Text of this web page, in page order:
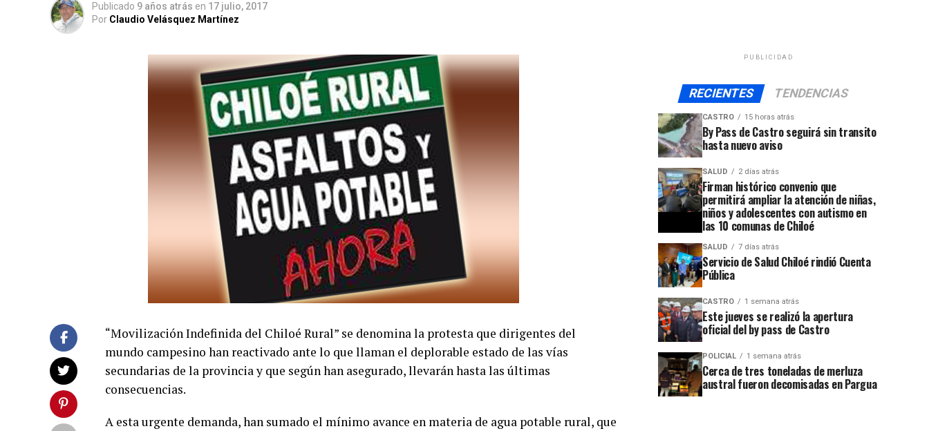
Publicado 9 años atrás en 17 julio, 2017
Por Claudio Velásquez Martínez
“Movilización Indefinida del Chiloé Rural” se denomina la protesta que dirigentes del
mundo campesino han reactivado ante lo que llaman el deplorable estado de las vías
secundarias de la provincia y que según han asegurado, llevarán hasta las últimas
consecuencias.
A esta urgente demanda, han sumado el mínimo avance en materia de agua potable rural, que
PUBLICIDAD
RECIENTES TENDENCIAS
CASTRO 15 horas atrás
By Pass de Castro seguirá sin transito
hasta nuevo aviso
SALUD 2 días atrás
Firman histórico convenio que
permitirá ampliar la atención de niñas,
niños y adolescentes con autismo en
las 10 comunas de Chiloé
SALUD 7 días atrás
Servicio de Salud Chiloé rindió Cuenta
Pública
CASTRO 1 semana atrás
Este jueves se realizó la apertura
oficial del by pass de Castro
POLICIAL 1 semana atrás
Cerca de tres toneladas de merluza
austral fueron decomisadas en Pargua